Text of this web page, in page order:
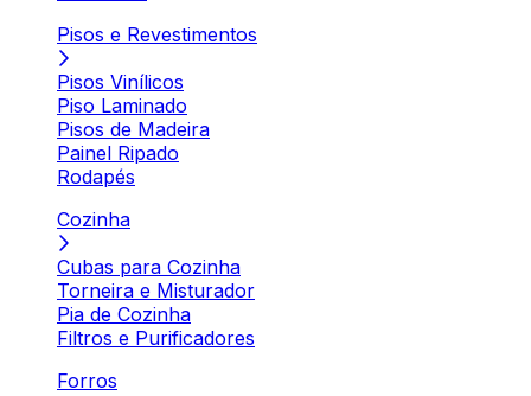
Pisos e Revestimentos
Pisos Vinílicos
Piso Laminado
Pisos de Madeira
Painel Ripado
Rodapés
Cozinha
Cubas para Cozinha
Torneira e Misturador
Pia de Cozinha
Filtros e Purificadores
Forros